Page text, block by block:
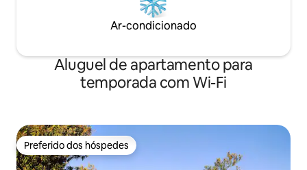
Ar-condicionado
Aluguel de apartamento para
temporada com Wi-Fi
Preferido dos hóspedes
Preferido dos hóspedes